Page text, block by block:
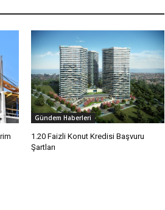
Gündem Haberleri
1.20 Faizli Konut Kredisi Başvuru
Şartları